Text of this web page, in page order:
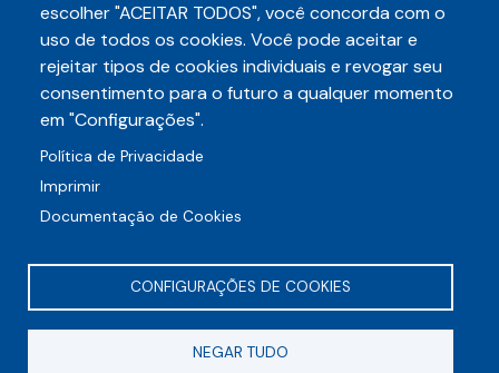
Telefone
(85)3248-5657
E-mail
auditece@auditece.org.br
escolher "ACEITAR TODOS", você concorda com o
uso de todos os cookies. Você pode aceitar e
rejeitar tipos de cookies individuais e revogar seu
consentimento para o futuro a qualquer momento
em "Configurações".
Política de Privacidade
Imprimir
Documentação de Cookies
CONFIGURAÇÕES DE COOKIES
NEGAR TUDO